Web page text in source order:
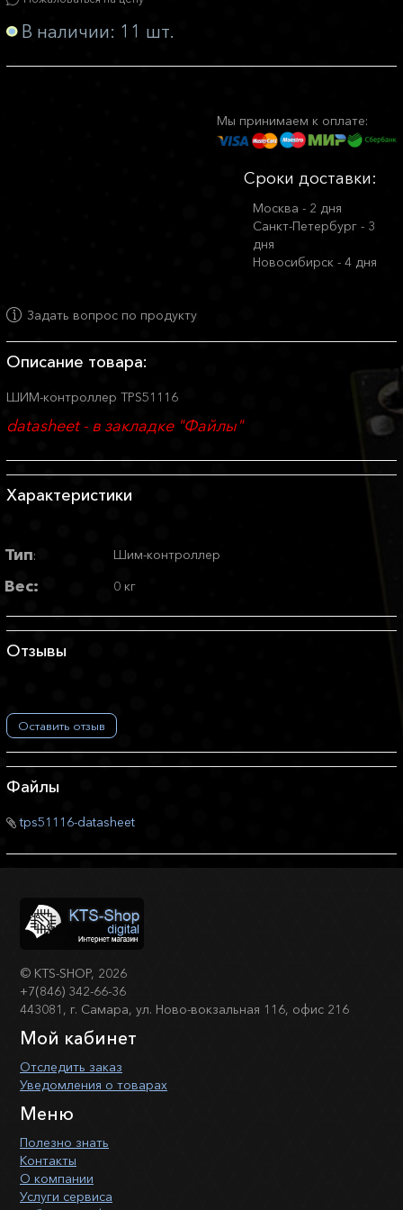
В наличии: 11 шт.
Мы принимаем к оплате:
Сроки доставки:
Москва - 2 дня
Санкт-Петербург - 3
дня
Новосибирск - 4 дня
Задать вопрос по продукту
Описание товара:
ШИМ-контроллер TPS51116
datasheet - в закладке "Файлы"
Характеристики
Тип: Шим-контроллер
Вес: 0 кг
Отзывы
Оставить отзыв
Файлы
tps51116-datasheet
© KTS-SHOP, 2026
+7(846) 342-66-36
443081, г. Самара, ул. Ново-вокзальная 116, офис 216
Мой кабинет
Отследить заказ
Уведомления о товарах
Меню
Полезно знать
Контакты
О компании
Услуги сервиса